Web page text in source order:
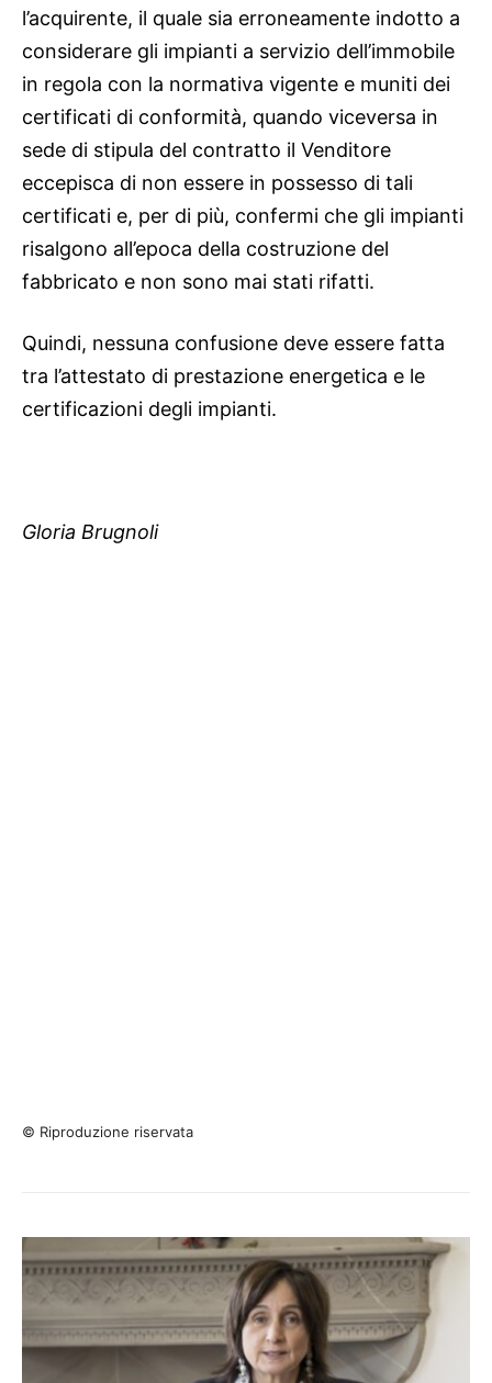
l’acquirente, il quale sia erroneamente indotto a
considerare gli impianti a servizio dell’immobile
in regola con la normativa vigente e muniti dei
certificati di conformità, quando viceversa in
sede di stipula del contratto il Venditore
eccepisca di non essere in possesso di tali
certificati e, per di più, confermi che gli impianti
risalgono all’epoca della costruzione del
fabbricato e non sono mai stati rifatti.
Quindi, nessuna confusione deve essere fatta
tra l’attestato di prestazione energetica e le
certificazioni degli impianti.
Gloria Brugnoli
© Riproduzione riservata